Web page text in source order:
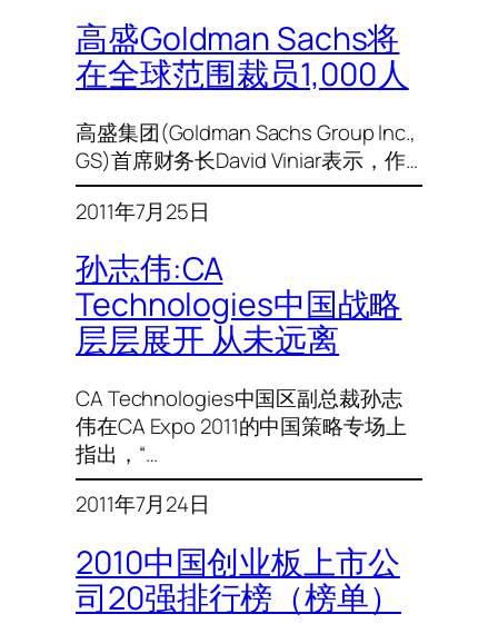
高盛Goldman Sachs将
在全球范围裁员1,000人
高盛集团(Goldman Sachs Group Inc.,
GS)首席财务长David Viniar表示，作…
2011年7月25日
孙志伟:CA
Technologies中国战略
层层展开 从未远离
CA Technologies中国区副总裁孙志
伟在CA Expo 2011的中国策略专场上
指出，“…
2011年7月24日
2010中国创业板上市公
司20强排行榜（榜单）